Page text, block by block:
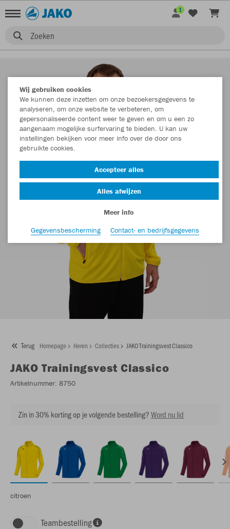
Zoeken
1
Terug Homepage Heren Collecties JAKO Trainingsvest Classico
JAKO Trainingsvest Classico
Artikelnummer: 8750
Zin in 30% korting op je volgende bestelling?Word nu lid
citroen
Teambestelling
Wij gebruiken cookies
We kunnen deze inzetten om onze bezoekersgegevens te
analyseren, om onze website te verbeteren, om
gepersonaliseerde content weer te geven en om u een zo
aangenaam mogelijke surfervaring te bieden. U kan uw
instellingen bekijken voor meer info over de door ons
gebruikte cookies.
Accepteer alles
Alles afwijzen
Meer info
Gegevensbescherming
Contact- en bedrijfsgegevens